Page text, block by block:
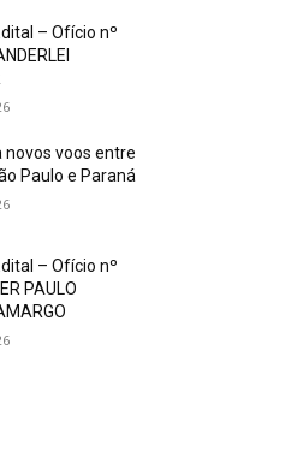
– Ofício nº
novos voos entre
Paulo e Paraná
– Ofício nº
PAULO